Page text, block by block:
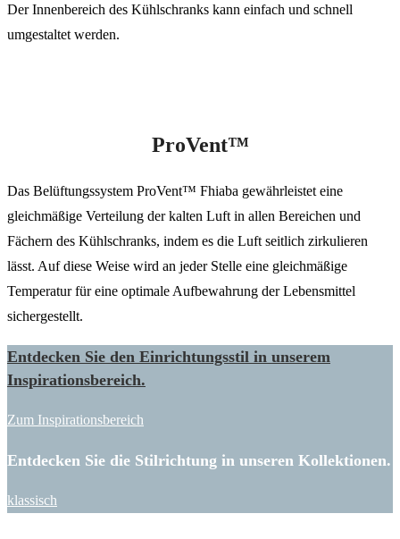
Der Innenbereich des Kühlschranks kann einfach und schnell
umgestaltet werden.
ProVent™
Das Belüftungssystem ProVent™ Fhiaba gewährleistet eine
gleichmäßige Verteilung der kalten Luft in allen Bereichen und
Fächern des Kühlschranks, indem es die Luft seitlich zirkulieren
lässt. Auf diese Weise wird an jeder Stelle eine gleichmäßige
Temperatur für eine optimale Aufbewahrung der Lebensmittel
sichergestellt.
Entdecken Sie den Einrichtungsstil in unserem
Inspirationsbereich.
Zum Inspirationsbereich
Entdecken Sie die Stilrichtung in unseren Kollektionen.
klassisch